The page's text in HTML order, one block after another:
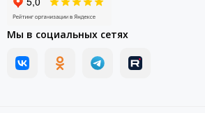
Мы в социальных сетях